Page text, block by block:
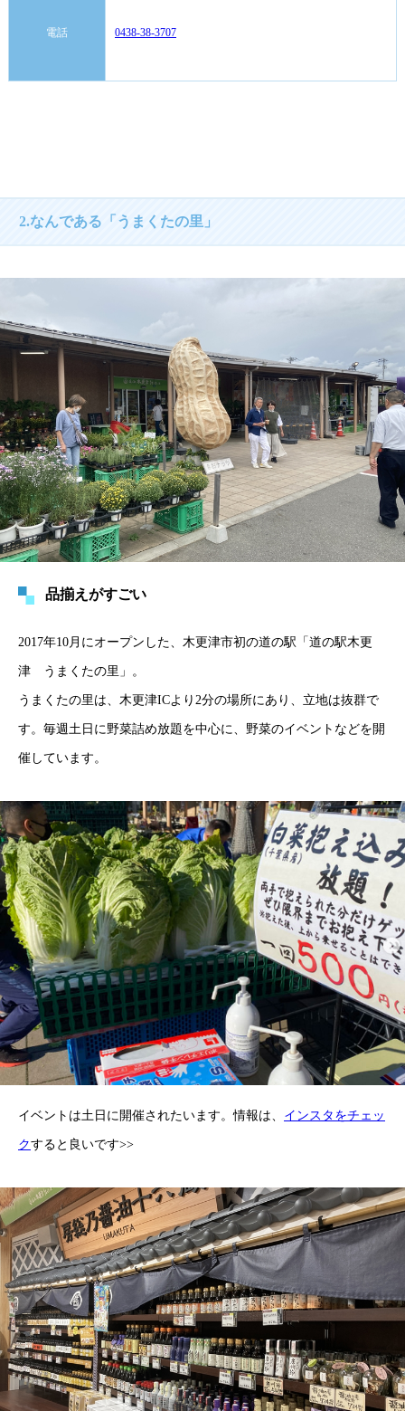
電話 0438-38-3707
2.なんである「うまくたの里」
品揃えがすごい
2017年10月にオープンした、木更津市初の道の駅「道の駅木更
津 うまくたの里」。
うまくたの里は、木更津ICより2分の場所にあり、立地は抜群で
す。毎週土日に野菜詰め放題を中心に、野菜のイベントなどを開
催しています。
イベントは土日に開催されたいます。情報は、 インスタをチェッ
クすると良いです>>